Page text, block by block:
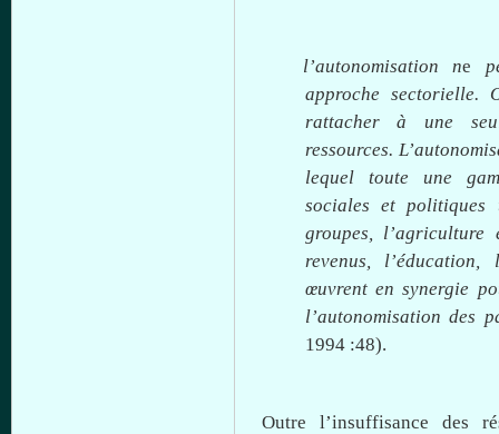
l’autonomisation ne
approche sectorielle.
rattacher
à une
ressources.
lequel
toute une
sociales etpolitiques
groupes, l’agriculture
revenus, l’éducation,
œuvrentensynergie
l’autonomisation des
1994 :48).
Outre l’insuffisance des